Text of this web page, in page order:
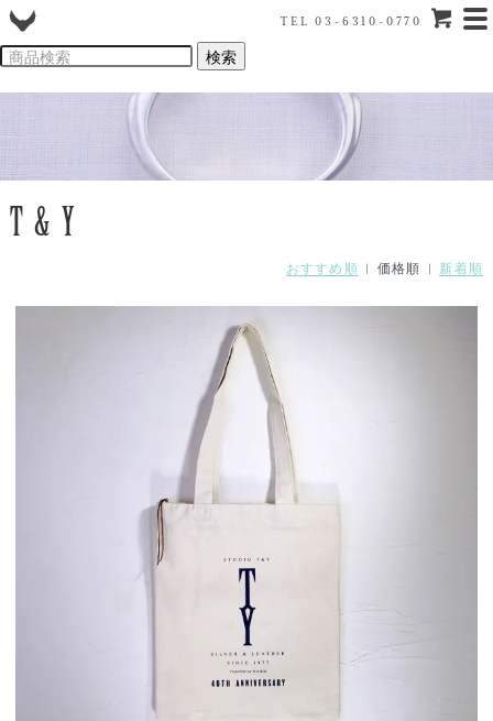
TEL 03-6310-0770
T&Y
おすすめ順 | 価格順 | 新着順